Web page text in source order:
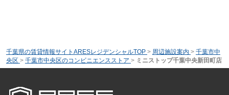
千葉県の賃貸情報サイトARESレジデンシャルTOP > 周辺施設案内 > 千葉市中
央区 > 千葉市中央区のコンビニエンスストア > ミニストップ千葉中央新田町店